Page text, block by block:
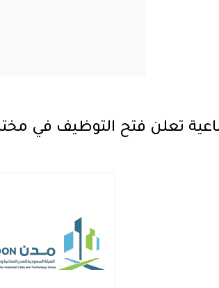
تعلن فتح التوظيف في